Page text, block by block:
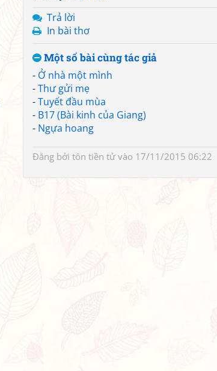
Trả lời
In bài thơ
Một số bài cùng tác giả
- Ở nhà một mình
-Thư gửi mẹ
-Tuyết đầu mùa
- B17 (Bài kinh của Giang)
- Ngựa hoang
Đăng bởi tôn tiền tửvào 17/11/2015 06:22